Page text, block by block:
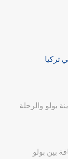
تركيا
بولو والرحلة
بين بولو